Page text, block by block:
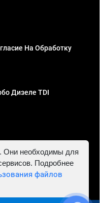
На Обработку
Дизеле TDI
781302555843,
Они необходимы для
Подробнее
файлов